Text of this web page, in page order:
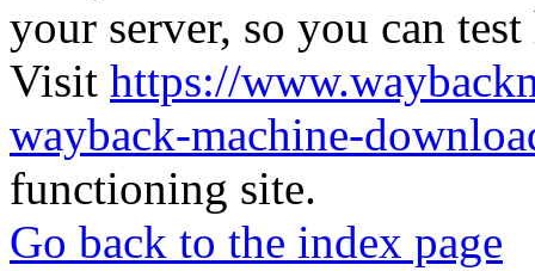
your server, so you can
Visit https://
wayback-machine-
functioning site.
Go back to the index page